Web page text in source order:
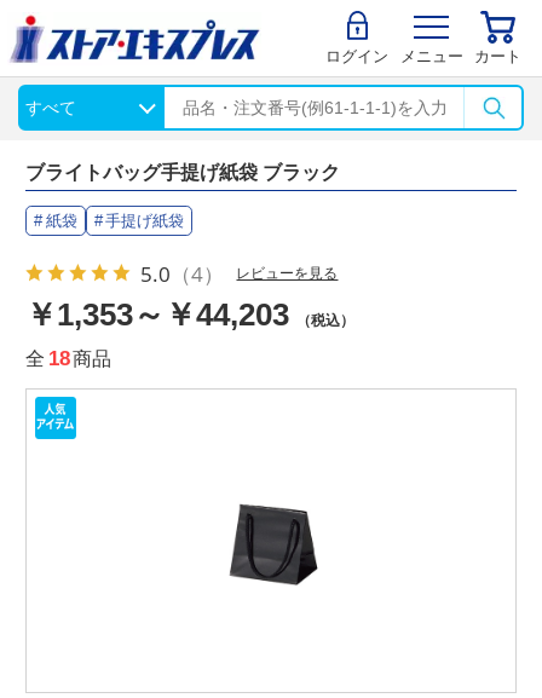
ログイン メニュー カート
ブライトバッグ手提げ紙袋 ブラック
紙袋 手提げ紙袋
5.0 （4） レビューを見る
￥1,353～￥44,203 （税込）
全 18商品